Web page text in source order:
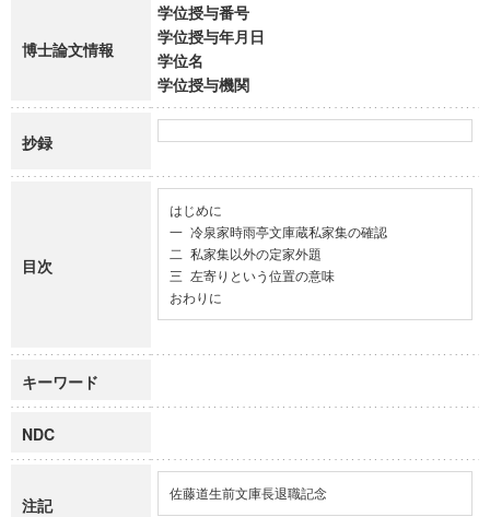
博士論文情報
学位授与番号
学位授与年月日
学位名
学位授与機関
抄録
目次
はじめに
一 冷泉家時雨亭文庫蔵私家集の確認
二 私家集以外の定家外題
三 左寄りという位置の意味
おわりに
キーワード
NDC
注記
佐藤道生前文庫長退職記念